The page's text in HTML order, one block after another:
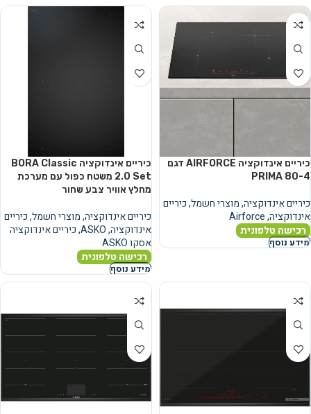
כיריים אינדוקציה AIRFORCE דגם
PRIMA 80-4
כיריים אינדוקציה,מוצרי חשמל,כיריים
אינדוקציה,
Airforce
רכישה טלפונית
מידע נוסף
כיריים אינדוקציה BORA Classic
2.0 Set משטח כפול עם מערכת
מחלץ אוויר צבע שחור
כיריים אינדוקציה,מוצרי חשמל,כיריים
אינדוקציה,
ASKO
,כיריים אינדוקציה
אסקו ASKO
רכישה טלפונית
מידע נוסף